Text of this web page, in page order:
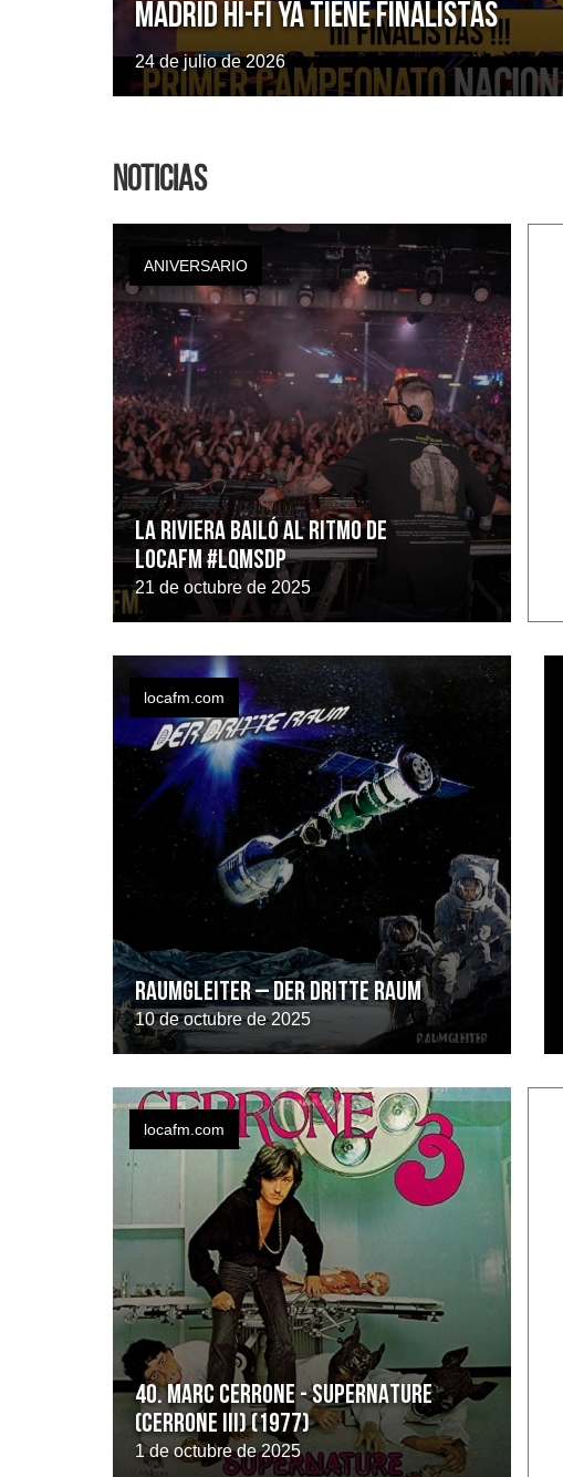
Madrid Hi-Fi ya tiene finalistas
24 de julio de 2026
Noticias
La Riviera bailó al ritmo de
LOCAFM #LQMSDP
21 de octubre de 2025
ANIVERSARIO
Raumgleiter – Der Dritte Raum
10 de octubre de 2025
locafm.com
40. MARC CERRONE - SUPERNATURE
(Cerrone III) (1977)
1 de octubre de 2025
locafm.com